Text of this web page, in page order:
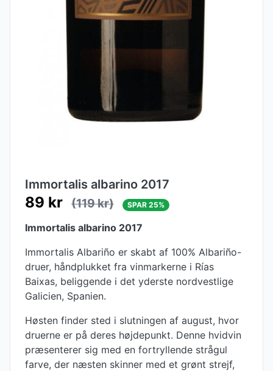
Immortalis albarino 2017
89 kr (119 kr) SPAR 25%
Immortalis albarino 2017
Immortalis Albariño er skabt af 100% Albariño-
druer, håndplukket fra vinmarkerne i Rías
Baixas, beliggende i det yderste nordvestlige
Galicien, Spanien.
Høsten finder sted i slutningen af august, hvor
druerne er på deres højdepunkt. Denne hvidvin
præsenterer sig med en fortryllende strågul
farve, der næsten skinner med et grønt strejf,